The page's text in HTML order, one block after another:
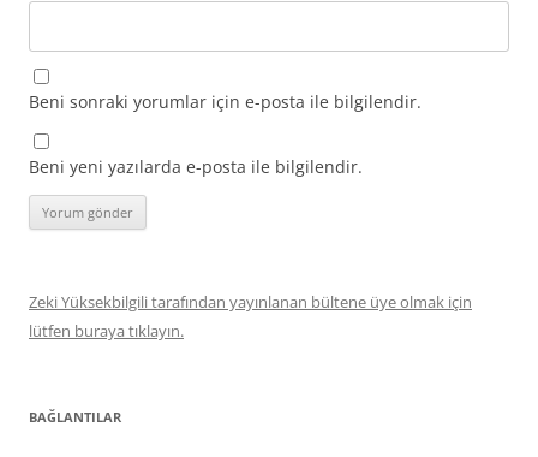
Beni sonraki yorumlar için e-posta ile bilgilendir.
Beni yeni yazılarda e-posta ile bilgilendir.
Zeki Yüksekbilgili tarafından yayınlanan bültene üye olmak için
lütfen buraya tıklayın.
BAĞLANTILAR